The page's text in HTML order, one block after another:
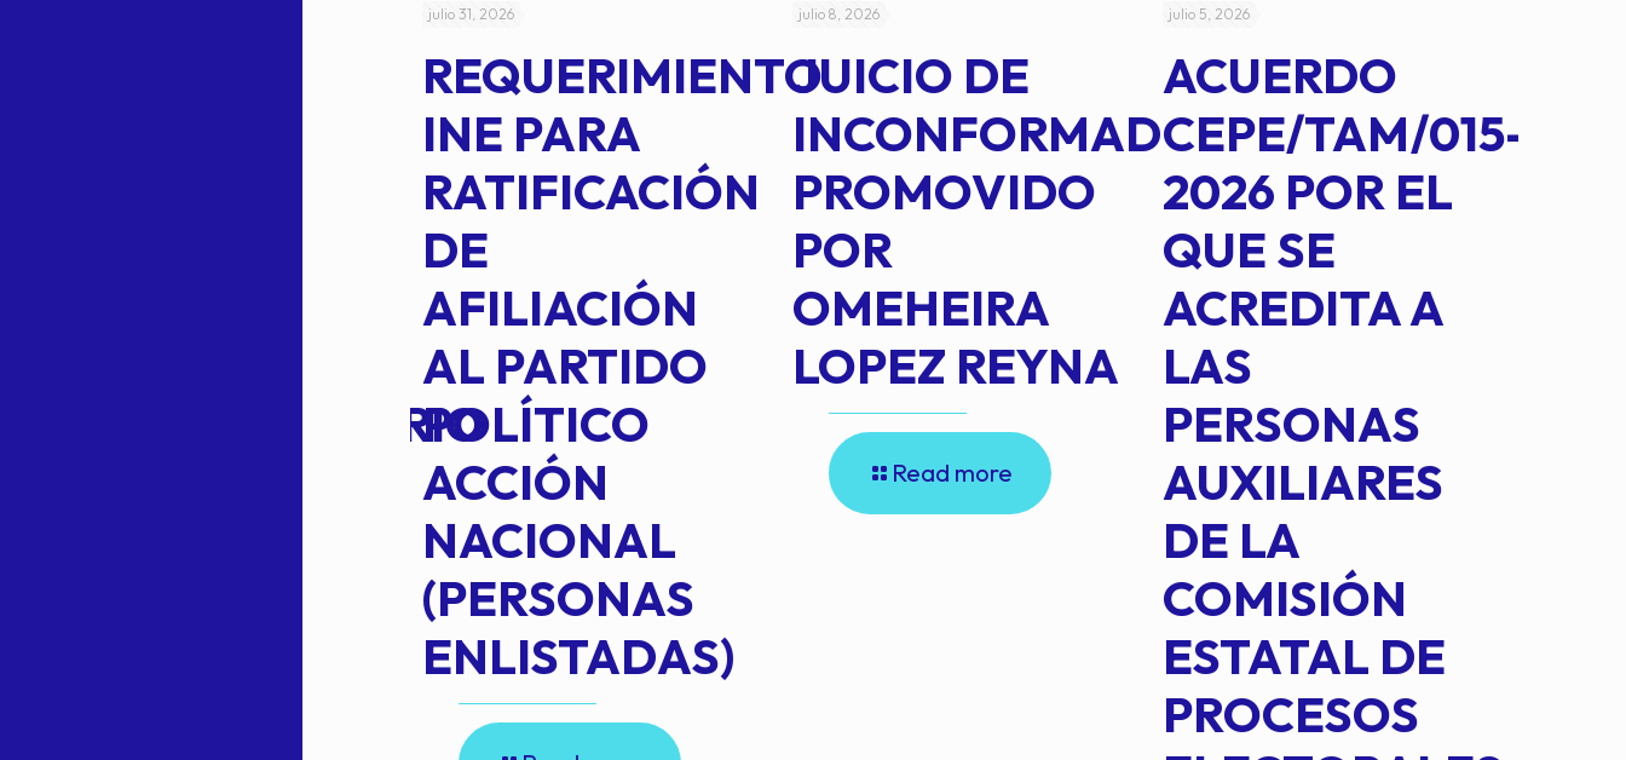
EXTRAORDINARIO
julio 31, 2026
REQUERIMIENTO
INE PARA
RATIFICACIÓN
DE
AFILIACIÓN
AL PARTIDO
POLÍTICO
ACCIÓN
NACIONAL
(PERSONAS
ENLISTADAS)
julio 8, 2026
JUICIO DE
INCONFORMAD
PROMOVIDO
POR
OMEHEIRA
LOPEZ REYNA
Read more
julio 5, 2026
ACUERDO
CEPE/TAM/015-
2026 POR EL
QUE SE
ACREDITA A
LAS
PERSONAS
AUXILIARES
DE LA
COMISIÓN
ESTATAL DE
PROCESOS